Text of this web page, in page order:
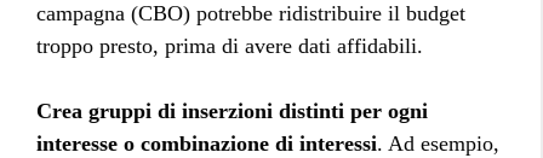
campagna (CBO) potrebbe ridistribuire il budget
troppo presto, prima di avere dati affidabili.
Crea gruppi di inserzioni distinti per ogni
interesse o combinazione di interessi. Ad esempio,